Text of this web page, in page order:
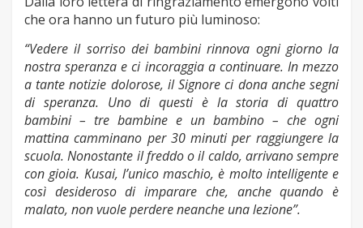
che ora hanno un futuro più luminoso:
“Vedere il sorriso dei bambini rinnova ogni giorno la
nostra speranza e ci incoraggia a continuare. In mezzo
a tante notizie dolorose, il Signore ci dona anche segni
di speranza. Uno di questi è la storia di quattro
bambini – tre bambine e un bambino – che ogni
mattina camminano per 30 minuti per raggiungere la
scuola. Nonostante il freddo o il caldo, arrivano sempre
con gioia. Kusai, l’unico maschio, è molto intelligente e
così desideroso di imparare che, anche quando è
malato, non vuole perdere neanche una lezione”.